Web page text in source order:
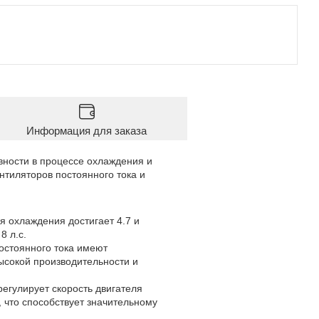
Информация для заказа
в процессе охлаждения и
постоянного тока и
охлаждения достигает 4.7 и
л.с.
тока имеют
производительности и
скорость двигателя
способствует значительному